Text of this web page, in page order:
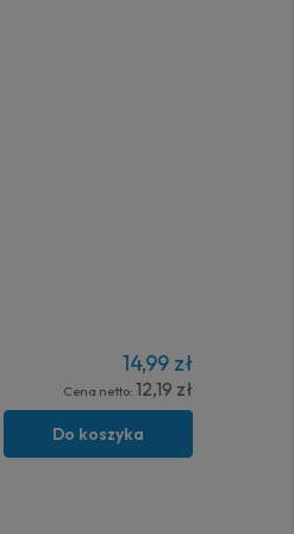
14,99 zł
Cena netto: 12,19 zł
Do koszyka